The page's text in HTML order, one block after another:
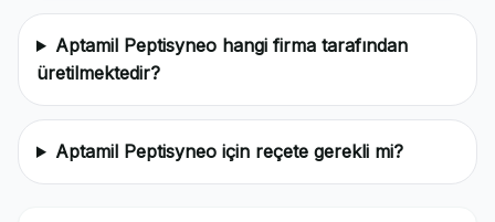
Aptamil Peptisyneo hangi firma tarafından
üretilmektedir?
Aptamil Peptisyneo için reçete gerekli mi?